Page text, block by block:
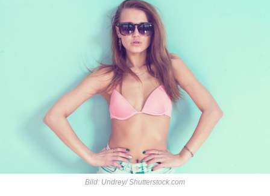
Bild: Undrey/ Shutterstock.com